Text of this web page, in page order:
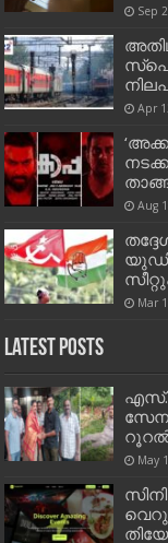
Sep
Apr
Aug
Mar
Latest Posts
May